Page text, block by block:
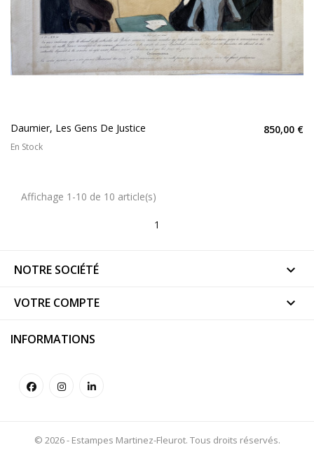
Daumier, Les Gens De Justice 850,00 €
En Stock
Affichage 1-10 de 10 article(s)
1
NOTRE SOCIÉTÉ 
VOTRE COMPTE 
INFORMATIONS
© 2026 - Estampes Martinez-Fleurot. Tous droits réservés.